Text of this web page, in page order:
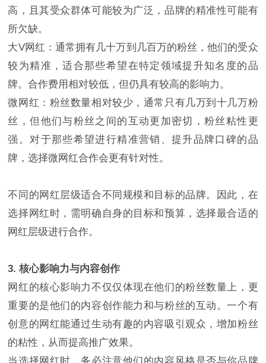
高，且其受众群体可能较为广泛，品牌的精准性可能有
所欠缺。
大V网红：通常拥有几十万到几百万的粉丝，他们的受众
较为精准，适合那些希望在特定领域提升知名度的品
牌。合作费用相对较低，但仍具有较高的影响力。
微网红：粉丝数量相对较少，通常只有几万到十几万粉
丝，但他们与粉丝之间的互动更加密切，粉丝粘性更
强。对于那些希望进行精准营销、提升品牌口碑的品
牌，选择微网红合作会更有针对性。
不同的网红层级适合不同规模和目标的品牌。因此，在
选择网红时，需明确自身的目标和预算，选择最合适的
网红层级进行合作。
3. 核心影响力与内容创作
网红的核心影响力不仅仅体现在他们的粉丝数量上，更
重要的是他们的内容创作能力和与粉丝的互动。一个有
创意的网红能通过生动有趣的内容吸引观众，增加粉丝
的粘性，从而提高推广效果。